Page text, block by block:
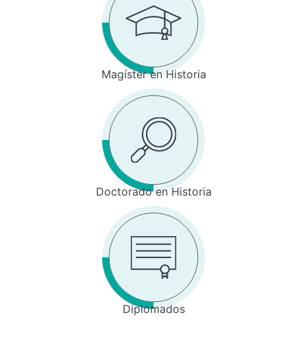
Magíster en Historia
Doctorado en Historia
Diplomados